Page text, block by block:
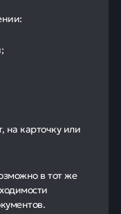
на карточку или
в тот же